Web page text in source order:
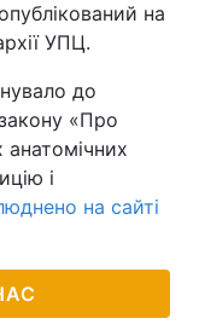
на
УПЦ.
до
«Про
анатомічних
і
на сайті